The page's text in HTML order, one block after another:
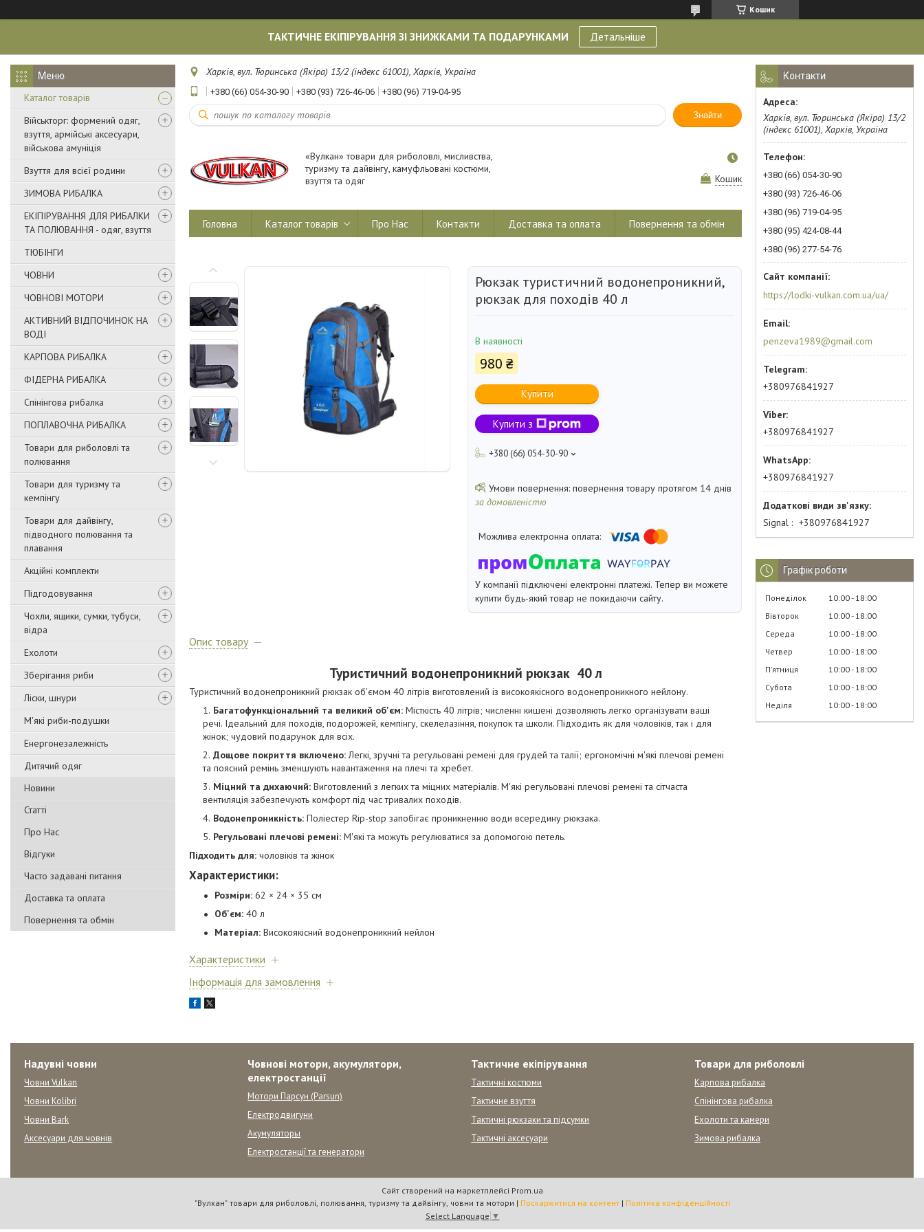
Кошик
ТАКТИЧНЕ ЕКІПІРУВАННЯ ЗІ ЗНИЖКАМИ ТА ПОДАРУНКАМИ Детальніше
Каталог товарів
Військторг: формений одяг,
взуття, армійські аксесуари,
військова амуніція
Взуття для всієї родини
ЗИМОВА РИБАЛКА
ЕКІПІРУВАННЯ ДЛЯ РИБАЛКИ
ТА ПОЛЮВАННЯ - одяг, взуття
ТЮБІНГИ
ЧОВНИ
ЧОВНОВІ МОТОРИ
АКТИВНИЙ ВІДПОЧИНОК НА
ВОДІ
КАРПОВА РИБАЛКА
ФІДЕРНА РИБАЛКА
Спінінгова рибалка
ПОПЛАВОЧНА РИБАЛКА
Товари для риболовлі та
полювання
Товари для туризму та
кемпінгу
Товари для дайвінгу,
підводного полювання та
плавання
Акційні комплекти
Підгодовування
Чохли, ящики, сумки, тубуси,
відра
Ехолоти
Зберігання риби
Ліски, шнури
М'які риби-подушки
Енергонезалежність
Дитячий одяг
Новини
Статті
Про Нас
Відгуки
Часто задавані питання
Доставка та оплата
Повернення та обмін
Харків, вул. Тюринська (Якіра) 13/2 (індекс 61001), Харків, Україна
+380 (66) 054-30-90 +380 (93) 726-46-06 +380 (96) 719-04-95
Знайти
«Вулкан» товари для риболовлі, мисливства,
туризму та дайвінгу, камуфльовані костюми,
взуття та одяг
Кошик
Головна Каталог товарів Про Нас Контакти Доставка та оплата Повернення та обмін
Рюкзак туристичний водонепроникний,
рюкзак для походів 40 л
В наявності
980 ₴
Купити
Купити з
+380 (66) 054-30-90
повернення товару протягом 14 днів
за домовленістю
У компанії підключені електронні платежі. Тепер ви можете
купити будь-який товар не покидаючи сайту.
Опис товару
Туристичний водонепроникний рюкзак 40 л
Туристичний водонепроникний рюкзак об'ємом 40 літрів виготовлений із високоякісного водонепроникного нейлону.
Багатофункціональний та великий об'єм: Місткість 40 літрів; численні кишені дозволяють легко організувати ваші
речі. Ідеальний для походів, подорожей, кемпінгу, скелелазіння, покупок та школи. Підходить як для чоловіків, так і для
жінок; чудовий подарунок для всіх.
Дощове покриття включено:Легкі, зручні та регульовані ремені для грудей та талії; ергономічні м'які плечові ремені
та поясний ремінь зменшують навантаження на плечі та хребет.
Міцний та дихаючий: Виготовлений з легких та міцних матеріалів. М'які регульовані плечові ремені та сітчаста
вентиляція забезпечують комфорт під час тривалих походів.
Водонепроникність: Поліестер Rip-stop запобігає проникненню води всередину рюкзака.
Регульовані плечові ремені: М'які та можуть регулюватися за допомогою петель.
Підходить для: чоловіків та жінок
Характеристики:
Розміри: 62 × 24 × 35 см
Об'єм: 40 л
Матеріал: Високоякісний водонепроникний нейлон
Характеристики
Інформація для замовлення
Контакти
Харків, вул. Тюринська (Якіра) 13/2
(індекс 61001), Харків, Україна
+380 (66) 054-30-90
+380 (93) 726-46-06
+380 (96) 719-04-95
+380 (95) 424-08-44
+380 (96) 277-54-76
https://lodki-vulkan.com.ua/ua/
penzeva1989@gmail.com
+380976841927
+380976841927
+380976841927
Signal +380976841927
Графік роботи
Понеділок 10:00 18:00
Вівторок
10:00 18:00
Середа
10:00 18:00
Четвер
10:00 18:00
Пʼятниця
10:00 18:00
Субота
10:00 18:00
Неділя
10:00 18:00
Надувні човни
Човни Vulkan
Човни Kolibri
Човни Bark
Аксесуари для човнів
Човнові мотори, акумулятори,
електростанції
Мотори Парсун (Parsun)
Електродвигуни
Акумуляторы
Електростанції та генератори
Тактичне екіпірування
Тактичні костюми
Тактичне взуття
Тактичні рюкзаки та підсумки
Тактичні аксесуари
Товари для риболовлі
Карпова рибалка
Спінінгова рибалка
Ехолоти та камери
Зимова рибалка
Сайт створений на маркетплейсі Prom.ua
"Вулкан" товари для риболовлі, полювання, туризму та дайвінгу, човни та мотори | Поскаржитися на контент | Політика конфіденційності
Select Language ▼